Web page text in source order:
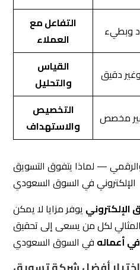
القياس
والتحليل
التخصيص
والاستهداف
— لماذا يتفوق التسويق
الإلكتروني في السوق السعودي
المثالي لكل من يسعى إلى تحقيق
أعماله
أفضل شركة تسويق
تحقيق أهدافك التجارية؟
إلكتروني محترفة
، تحصل